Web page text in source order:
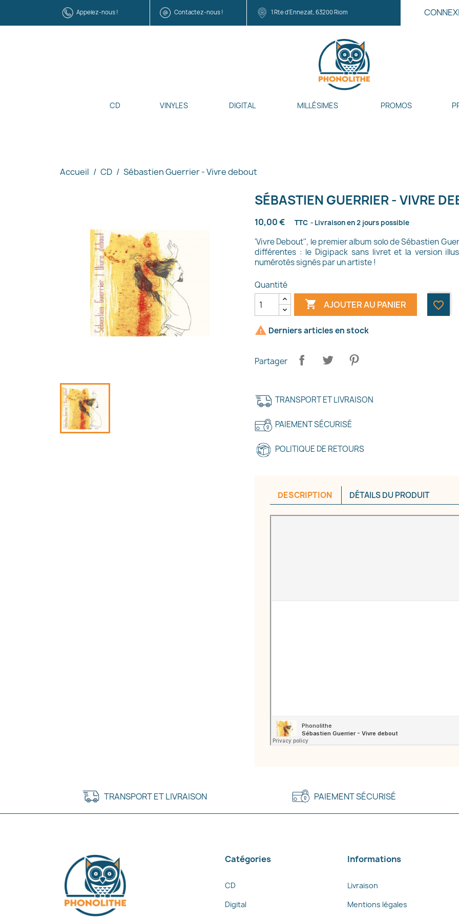
Appelez-nous ! Contactez-nous ! 1 Rte d'Ennezat, 63200 Riom
CD VINYLES DIGITAL MILLÉSIMES PROMOS
Accueil CD Sébastien Guerrier - Vivre debout
SÉBASTIEN GUERRIER - VIVRE
10,00 € TTC Livraison en 2 jours possible
'Vivre Debout'', le premier album solo de Sébastien
différentes : le Digipack sans livret et la version
numérotés signés par un artiste !
Quantité
 AJOUTER AU PANIER favorite_border
 Derniers articles en stock
Partager
TRANSPORT ET LIVRAISON
PAIEMENT SÉCURISÉ
POLITIQUE DE RETOURS
DESCRIPTION DÉTAILS DU PRODUIT
Créer une liste d'envies
TRANSPORT ET LIVRAISON PAIEMENT SÉCURISÉ
Catégories
CD
Digital
Informations
Livraison
Mentions légales